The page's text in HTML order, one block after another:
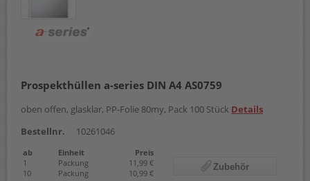
Prospekthüllen a-series DIN A4 AS0759
oben offen, glasklar, PP-Folie 80my, Pack 100 Stück Details
Bestellnr.
10261046
ab Einheit
Preis
1
Packung
11,99 €
10
Packung 10,99 €
Zubehör